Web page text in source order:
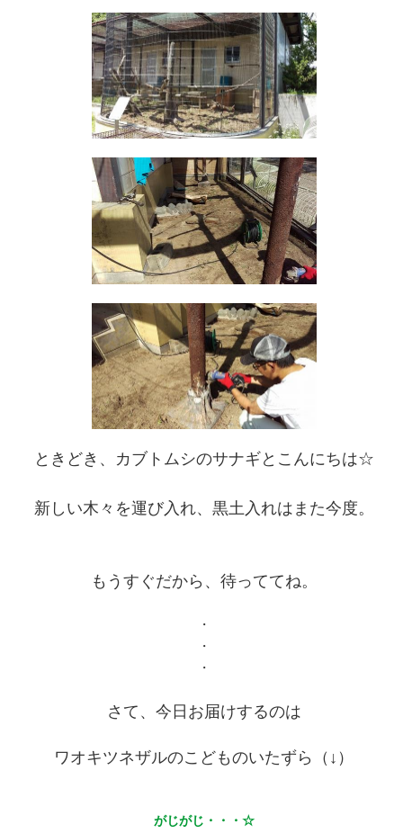
ときどき、カブトムシのサナギとこんにちは☆
新しい木々を運び入れ、黒土入れはまた今度。
もうすぐだから、待っててね。
・
・
・
さて、今日お届けするのは
ワオキツネザルのこどものいたずら（↓）
がじがじ・・・☆